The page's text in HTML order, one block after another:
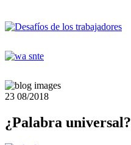
23 08/2018
¿Palabra universal?